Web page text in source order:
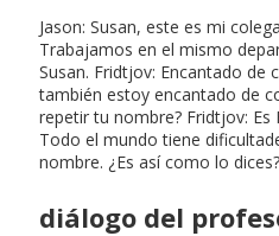
Jason: Susan, este es mi
Trabajamos en el mismo
Susan. Fridtjov: Encantado de
también estoy encantado de
repetir tu nombre? Fridtjov:
Todo el mundo tiene
nombre. ¿Es así como lo
diálogo del